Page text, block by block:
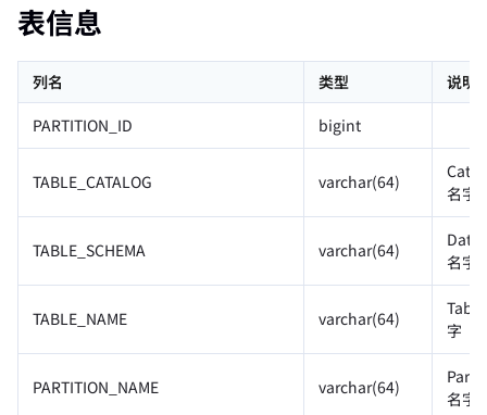
表信息
列名 类型
说明
PARTITION_ID
bigint
TABLE_CATALOG varchar(64)
名字
TABLE_SCHEMA varchar(64)
名字
TABLE_NAME varchar(64)
字
PARTITION_NAME varchar(64)
名字